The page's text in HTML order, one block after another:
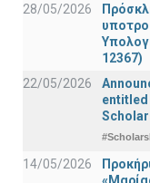
28/05/2026
12367)
22/05/2026
14/05/2026